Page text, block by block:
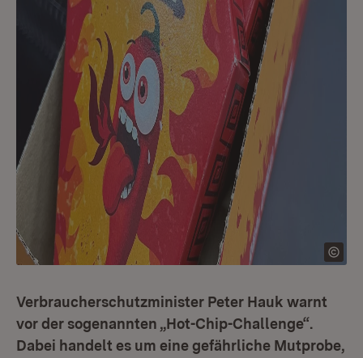
Verbraucherschutzminister Peter Hauk warnt
vor der sogenannten „Hot-Chip-Challenge“.
Dabei handelt es um eine gefährliche Mutprobe,